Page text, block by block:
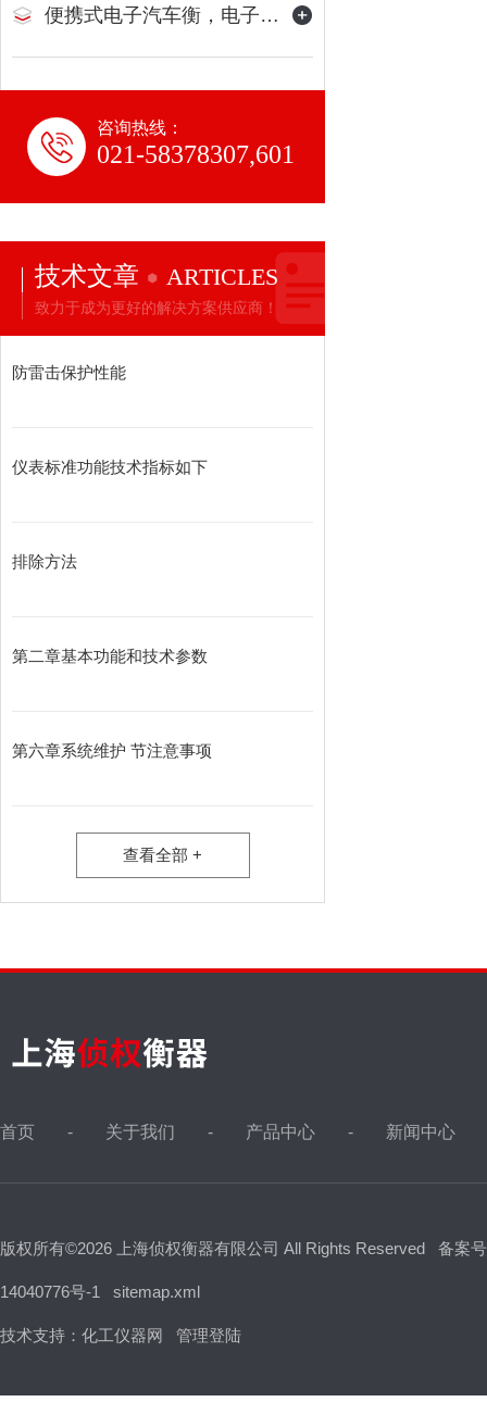
便携式电子汽车衡，电子地磅
咨询热线：
021-58378307,601
技术文章 ARTICLES
致力于成为更好的解决方案供应商！
防雷击保护性能
仪表标准功能技术指标如下
排除方法
第二章基本功能和技术参数
第六章系统维护 节注意事项
查看全部 +
首页 关于我们 产品中心 新闻中心
版权所有©2026 上海侦权衡器有限公司 All Rights Reserved 备案
14040776号-1 sitemap.xml
技术支持： 化工仪器网 管理登陆